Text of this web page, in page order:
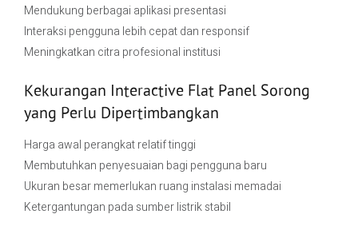
Mendukung berbagai aplikasi presentasi
Interaksi pengguna lebih cepat dan responsif
Meningkatkan citra profesional institusi
Kekurangan Interactive Flat Panel Sorong
yang Perlu Dipertimbangkan
Harga awal perangkat relatif tinggi
Membutuhkan penyesuaian bagi pengguna baru
Ukuran besar memerlukan ruang instalasi memadai
Ketergantungan pada sumber listrik stabil